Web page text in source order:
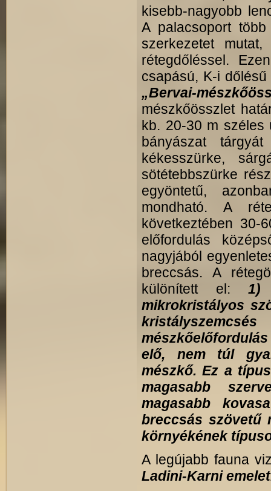
kisebb-nagyobb
A palacsoport
szerkezetet
rétegdőléssel.
csapású, K-i
„Bervai-
mészkőösszlet
kb. 20-30 m széles
bányászat
kékesszürke,
sötétebbszürke
egyöntetű,
mondható. A
következtében 30-
előfordulás
nagyjából
breccsás. A
különített el:1)
mikrokristályos
elő, nem túl
mészkő. Ez a
magasabb
magasabb
breccsás szövetű
környékének
A legújabb fauna
Ladini-Karni